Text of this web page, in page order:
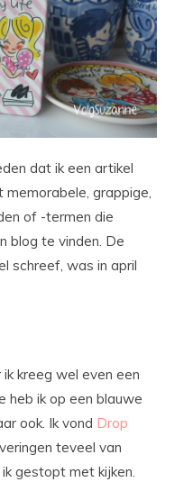
dat ik een artikel
grappige,
of -termen die
blog te vinden. De
schreef, was in april
kreeg wel even een
heb ik op een blauwe
ook. Ik vond Drop
teveel van
gestopt met kijken.